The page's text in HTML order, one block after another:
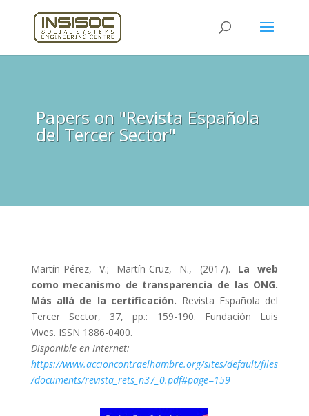
Papers on "Revista Española
del Tercer Sector"
Martín-Pérez, V.; Martín-Cruz, N., (2017). La web
como mecanismo de transparencia de las ONG.
Más allá de la certificación. Revista Española del
Tercer Sector, 37, pp.: 159-190. Fundación Luis
Vives. ISSN 1886-0400.
Disponible en Internet:
https://www.accioncontraelhambre.org/sites/default/files
/documents/revista_rets_n37_0.pdf#page=159